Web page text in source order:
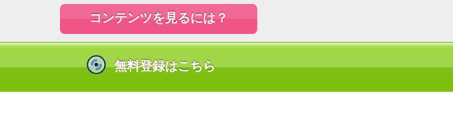
コンテンツを見るには？
無料登録はこちら